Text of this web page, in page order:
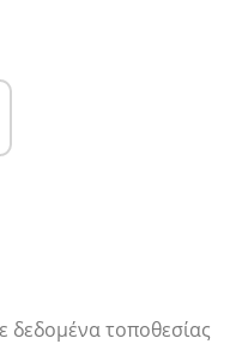
δεδομένα τοποθεσίας